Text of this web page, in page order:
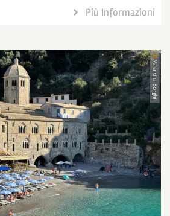
Più Informazioni